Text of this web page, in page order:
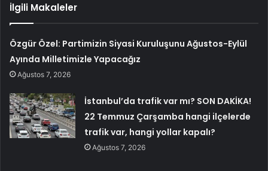
İlgili Makaleler
Özgür Özel: Partimizin Siyasi Kuruluşunu Ağustos-Eylül
Ayında Milletimizle Yapacağız
Ağustos 7, 2026
İstanbul’da trafik var mı? SON DAKİKA!
22 Temmuz Çarşamba hangi ilçelerde
trafik var, hangi yollar kapalı?
Ağustos 7, 2026